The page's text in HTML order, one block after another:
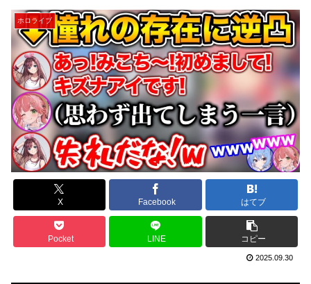
ホロライブ
X Facebook はてブ
Pocket LINE コピー
2025.09.30